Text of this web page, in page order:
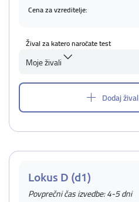
Cena za vzreditelje:
Žival za katero naročate test
Moje živali
Dodaj žival
Lokus D (d1)
Povprečni čas izvedbe: 4-5 dni